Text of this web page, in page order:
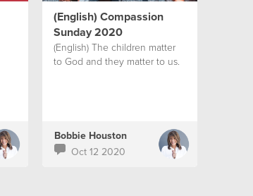
(English) Compassion
Sunday 2020
(English) The children matter
to God and they matter to us.
Bobbie Houston
Oct 12 2020